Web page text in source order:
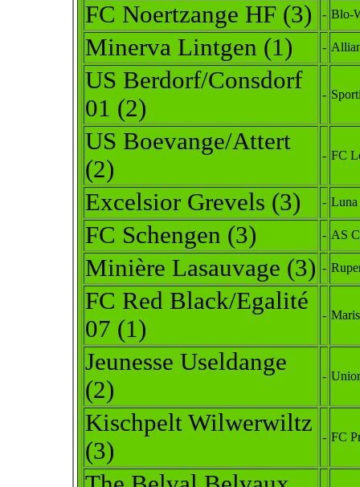
FC Noertzange HF (3) - Blo-
Minerva Lintgen (1) -
US Berdorf/Consdorf
01 (2)
-
US Boevange/Attert
(2)
- FC
Excelsior Grevels (3) - Luna
FC Schengen (3) - AS
Minière Lasauvage (3) -
FC Red Black/Egalité
07 (1)
-
Jeunesse Useldange
(2)
-
Kischpelt Wilwerwiltz
(3)
- FC